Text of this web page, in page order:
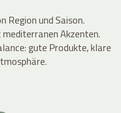
Region und Saison.
Akzenten.
gute Produkte, klare